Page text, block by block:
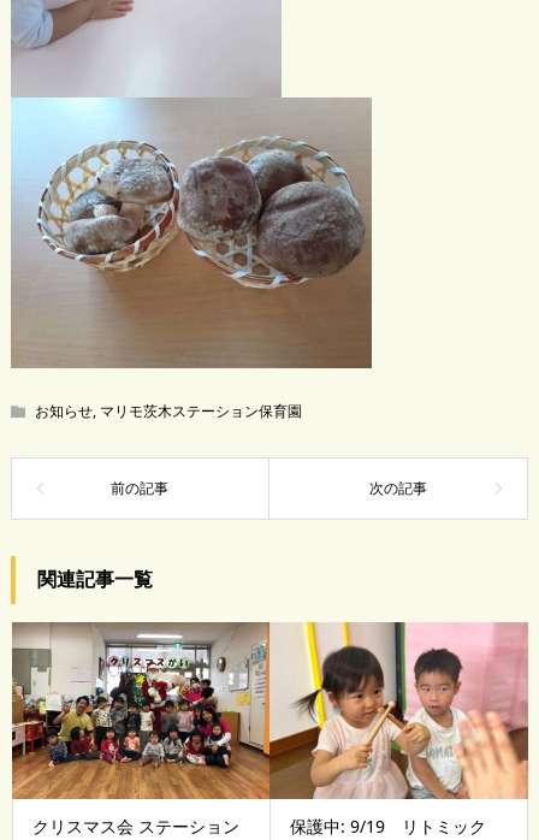
お知らせ, マリモ茨木ステーション保育園
関連記事一覧
クリスマス会 ステーション
保護中: 9/19 リトミック